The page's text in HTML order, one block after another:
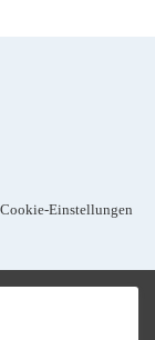
Cookie-Einstellungen